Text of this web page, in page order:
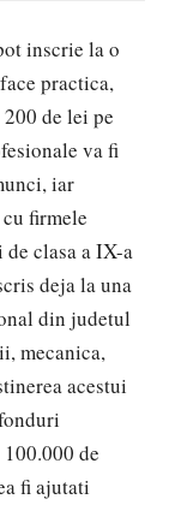
inscrie la o
practica,
de lei pe
va fi
iar
firmele
de clasa a IX-a
deja la una
din judetul
mecanica,
acestui
de
fi ajutati